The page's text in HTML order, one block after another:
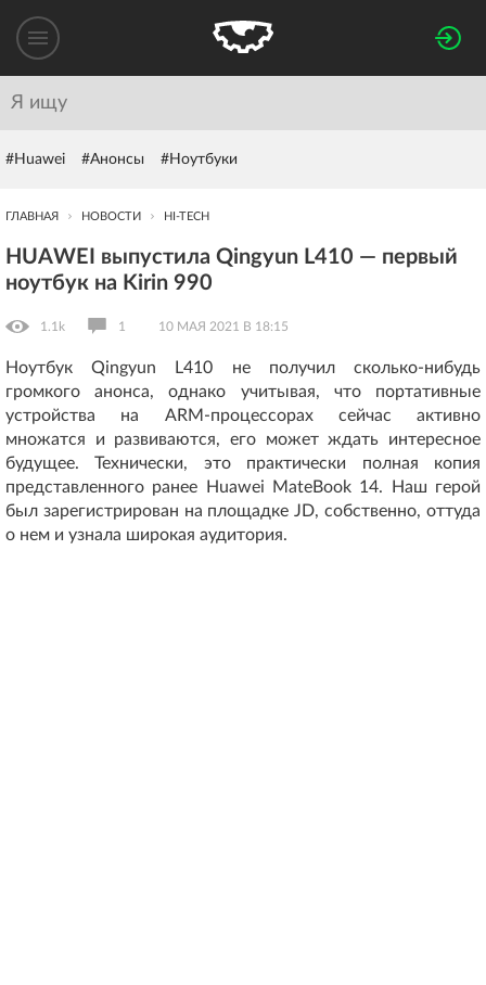
#Huawei #Анонсы #Ноутбуки
ГЛАВНАЯ НОВОСТИ HI-TECH
HUAWEI выпустила Qingyun L410 — первый
ноутбук на Kirin 990
1.1k 1 10 МАЯ 2021 В 18:15
Ноутбук Qingyun L410 не получил сколько-нибудь
громкого анонса, однако учитывая, что портативные
устройства на ARM-процессорах сейчас активно
множатся и развиваются, его может ждать интересное
будущее. Технически, это практически полная копия
представленного ранее Huawei MateBook 14. Наш герой
был зарегистрирован на площадке JD, собственно, оттуда
о нем и узнала широкая аудитория.